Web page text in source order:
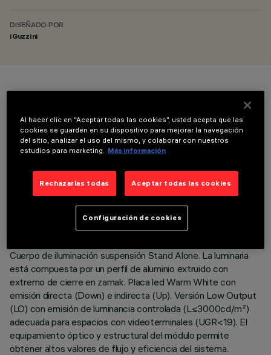
DISEÑADO POR
iGuzzini
COLOR
DATOS TÉCNICOS
Cuerpo de iluminación suspensión Stand Alone. La luminaria
está compuesta por un perfil de aluminio extruido con
extremo de cierre en zamak. Placa led Warm White con
emisión directa (Down) e indirecta (Up). Versión Low Output
(LO) con emisión de luminancia controlada (L≤3000cd/m²)
adecuada para espacios con videoterminales (UGR<19). El
equipamiento óptico y estructural del módulo permite
obtener altos valores de flujo y eficiencia del sistema.
Al hacer clic en “Aceptar todas las cookies”, usted acepta que las
cookies se guarden en su dispositivo para mejorar la navegación
del sitio, analizar el uso del mismo, y colaborar con nuestros
estudios para marketing. Más información
Rechazarlas todas Aceptar todas las cookies
Configuración de cookies